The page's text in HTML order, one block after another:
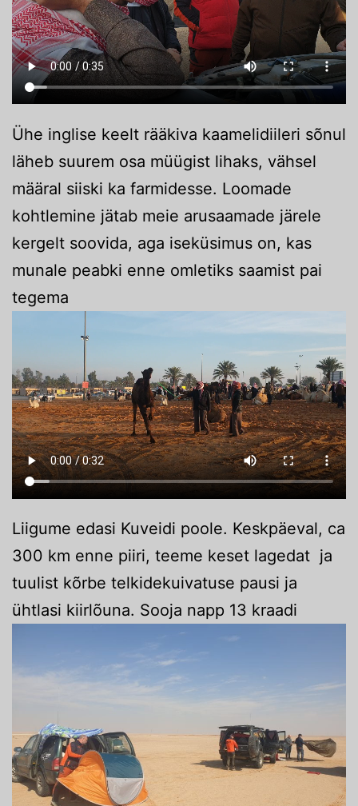
Ühe inglise keelt rääkiva kaamelidiileri sõnul
läheb suurem osa müügist lihaks, vähsel
määral siiski ka farmidesse. Loomade
kohtlemine jätab meie arusaamade järele
kergelt soovida, aga iseküsimus on, kas
munale peabki enne omletiks saamist pai
tegema
Liigume edasi Kuveidi poole. Keskpäeval, ca
300 km enne piiri, teeme keset lagedat ja
tuulist kõrbe telkidekuivatuse pausi ja
ühtlasi kiirlõuna. Sooja napp 13 kraadi